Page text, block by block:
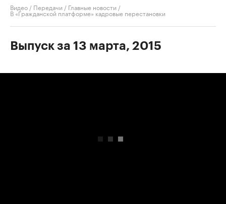
Видео / Передачи / Главные новости /
В «Гражданской платформе» кадровые перестановки
Выпуск за 13 марта, 2015